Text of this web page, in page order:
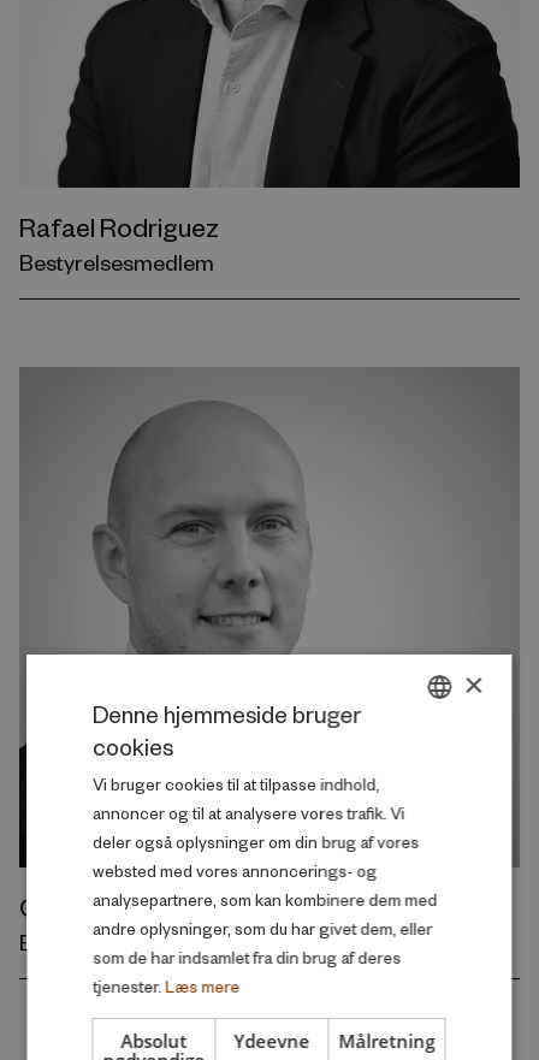
Rafael Rodriguez
Bestyrelsesmedlem
Christian Westerberg
Bestyrelsesmedlem
×
Denne hjemmeside bruger
cookies
Vi bruger cookies til at tilpasse indhold,
annoncer og til at analysere vores trafik. Vi
deler også oplysninger om din brug af vores
websted med vores annoncerings- og
analysepartnere, som kan kombinere dem med
andre oplysninger, som du har givet dem, eller
som de har indsamlet fra din brug af deres
tjenester. Læs mere
Absolut
Ydeevne Målretning